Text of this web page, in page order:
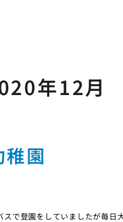
年12月
園
で登園をしていましたが毎日